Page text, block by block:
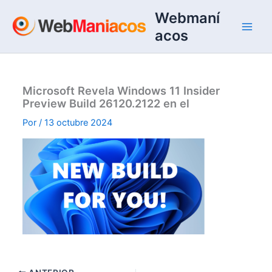
contenido
Webmaní
acos
Microsoft Revela Windows 11 Insider
Preview Build 26120.2122 en el
Por/13 octubre 2024